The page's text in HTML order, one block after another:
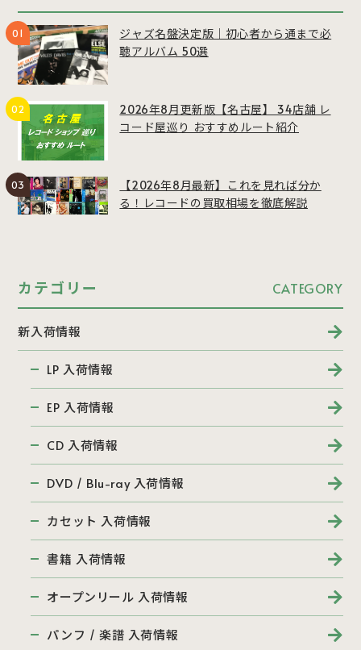
ジャズ名盤決定版｜初心者から通まで必
聴アルバム 50選
2026年8月更新版【名古屋】 34店舗 レ
コード屋巡り おすすめルート紹介
【2026年8月最新】これを見れば分か
る！レコードの買取相場を徹底解説
カテゴリー CATEGORY
新入荷情報
LP 入荷情報
EP 入荷情報
CD 入荷情報
DVD / Blu-ray 入荷情報
カセット 入荷情報
書籍 入荷情報
オープンリール 入荷情報
パンフ / 楽譜 入荷情報